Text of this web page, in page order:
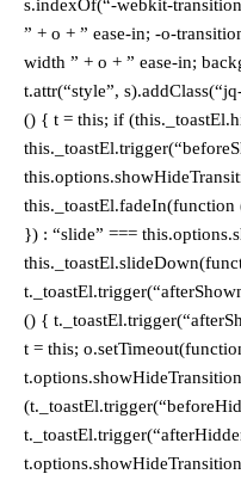
s.indexOf(“-webkit-
” + o + ” ease-in; -o-
width ” + o + ” ease-in;
t.attr(“style”,
() { t = this; if
}) : “slide” ===
() {
t = this;